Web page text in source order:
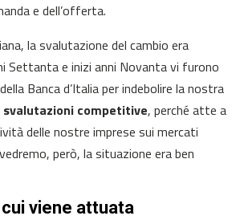
e dell’offerta.
la svalutazione del cambio era
Settanta e inizi anni Novanta vi furono
Banca d’Italia per indebolire la nostra
svalutazioni competitive, perché atte a
delle nostre imprese sui mercati
però, la situazione era ben
viene attuata